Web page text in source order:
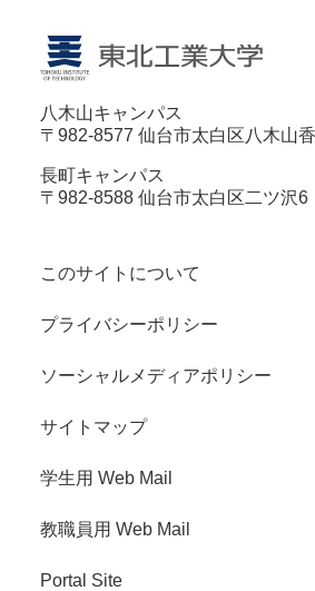
八木山キャンパス
〒982-8577 仙台市太白区八木山
長町キャンパス
〒982-8588 仙台市太白区二ツ沢6
このサイトについて
プライバシーポリシー
ソーシャルメディアポリシー
サイトマップ
学生用 Web Mail
教職員用 Web Mail
Portal Site